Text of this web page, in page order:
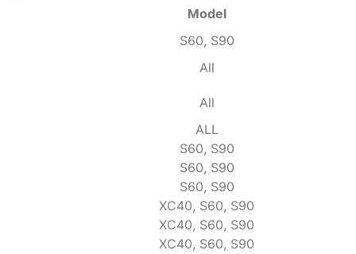
Model
S60, S90
All
All
ALL
S60, S90
S60, S90
S60, S90
XC40, S60, S90
XC40, S60, S90
XC40, S60, S90